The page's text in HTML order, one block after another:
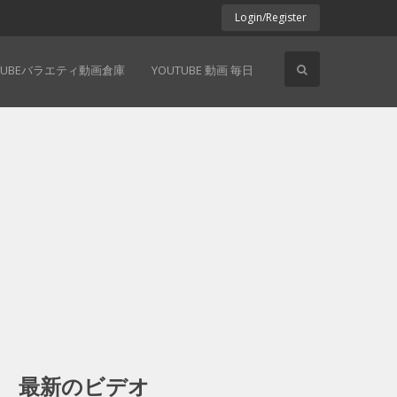
Login/Register
バラエティ動画倉庫 YOUTUBE 動画 毎日
最新のビデオ